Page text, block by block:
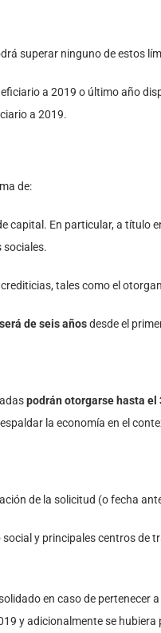
superar ninguno de estos
a 2019 o último año
a 2019.
de:
capital. En particular, a
sociales.
tales como el
de seis añosdesde el
podrán otorgarse hasta el
la economía en el
de la solicitud (o fecha
y principales centros
en caso de
y adicionalmente se